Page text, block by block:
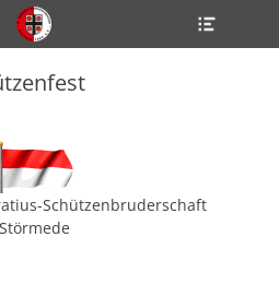
Schützenbruderschaft
Störmede